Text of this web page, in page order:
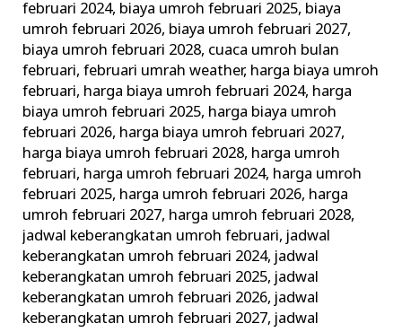
februari 2024, biaya umroh februari 2025, biaya
umroh februari 2026, biaya umroh februari 2027,
biaya umroh februari 2028, cuaca umroh bulan
februari,februari umrah weather, harga biaya umroh
februari, harga biaya umroh februari 2024, harga
biaya umroh februari 2025, harga biaya umroh
februari 2026, harga biaya umroh februari 2027,
harga biaya umroh februari 2028, harga umroh
februari, harga umroh februari 2024, harga umroh
februari 2025, harga umroh februari 2026, harga
umroh februari 2027, harga umroh februari 2028,
jadwal keberangkatan umroh februari, jadwal
keberangkatan umroh februari 2024, jadwal
keberangkatan umroh februari 2025, jadwal
keberangkatan umroh februari 2026, jadwal
keberangkatan umroh februari 2027, jadwal